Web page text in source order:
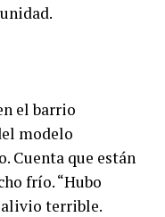
el barrio
modelo
Cuenta que están
frío. “Hubo
alivio terrible.